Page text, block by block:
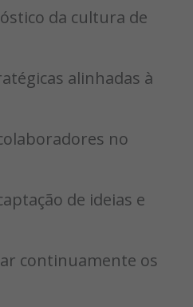
da cultura de
alinhadas à
no
de ideias e
continuamente os